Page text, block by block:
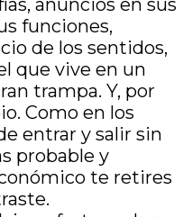
anuncios en sus
funciones,
de los sentidos,
que vive en un
trampa. Y, por
Como en los
entrar y salir sin
probable y
te retires